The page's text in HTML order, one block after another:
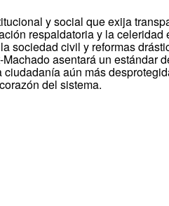
y social que exija
respaldatoria y la
sociedad civil y reformas
asentará un estándar
aún más
del sistema.